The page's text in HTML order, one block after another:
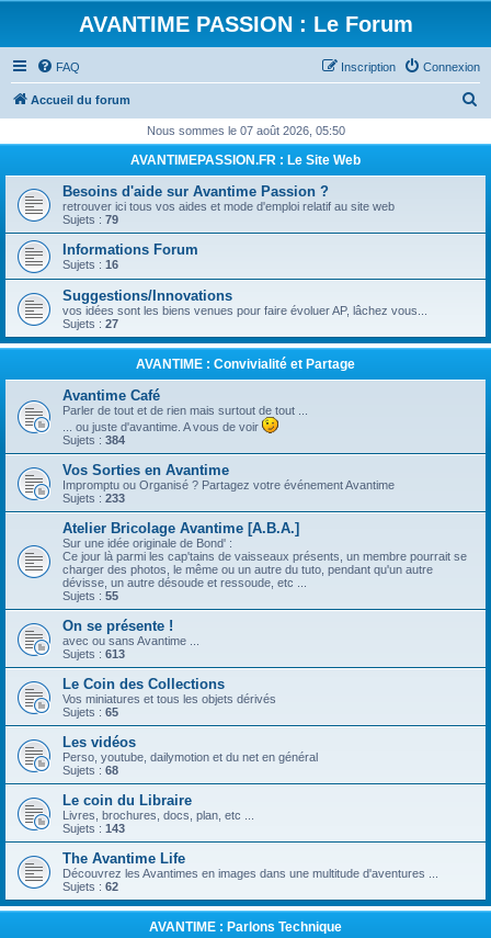
AVANTIME PASSION : Le Forum
FAQ Connexion
Inscription
Accueil du forum
h
r
h
r
Nous sommes le 07 août 2026, 05:50
AVANTIMEPASSION.FR : Le Site Web
Besoins d'aide sur Avantime Passion ?
retrouver ici tous vos aides et mode d'emploi relatif au site web
Sujets : 79
Informations Forum
Sujets : 16
Suggestions/Innovations
vos idées sont les biens venues pour faire évoluer AP, lâchez vous...
Sujets : 27
AVANTIME : Convivialité et Partage
Avantime Café
Parler de tout et de rien mais surtout de tout ...
... ou juste d'avantime. A vous de voir
Sujets : 384
Vos Sorties en Avantime
Impromptu ou Organisé ? Partagez votre événement Avantime
Sujets : 233
Atelier Bricolage Avantime [A.B.A.]
Sur une idée originale de Bond' :
Ce jour là parmi les cap'tains de vaisseaux présents, un membre pourrait se
charger des photos, le même ou un autre du tuto, pendant qu'un autre
dévisse, un autre désoude et ressoude, etc ...
Sujets : 55
On se présente !
avec ou sans Avantime ...
Sujets : 613
Le Coin des Collections
Vos miniatures et tous les objets dérivés
Sujets : 65
Les vidéos
Perso, youtube, dailymotion et du net en général
Sujets : 68
Le coin du Libraire
Livres, brochures, docs, plan, etc ...
Sujets : 143
The Avantime Life
Découvrez les Avantimes en images dans une multitude d'aventures ...
Sujets : 62
AVANTIME : Parlons Technique